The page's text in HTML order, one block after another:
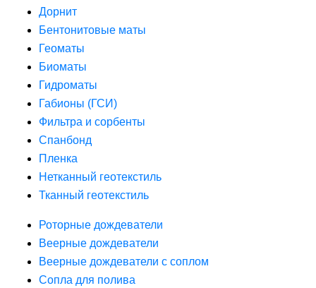
Дорнит
Бентонитовые маты
Геоматы
Биоматы
Гидроматы
Габионы (ГСИ)
Фильтра и сорбенты
Спанбонд
Пленка
Нетканный геотекстиль
Тканный геотекстиль
Роторные дождеватели
Веерные дождеватели
Веерные дождеватели с соплом
Сопла для полива